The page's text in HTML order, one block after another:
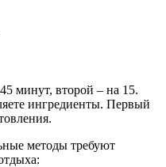
минут, второй – на 15.
ингредиенты. Первый
методы требуют